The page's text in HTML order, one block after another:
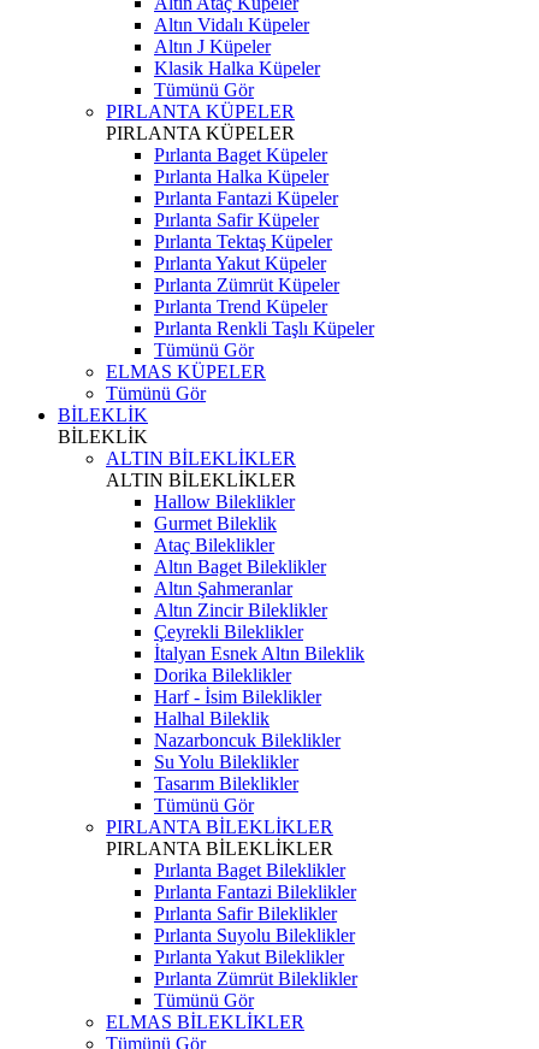
Altın Vidalı Küpeler
Altın J Küpeler
Klasik Halka Küpeler
Tümünü Gör
PIRLANTA KÜPELER
PIRLANTA KÜPELER
Pırlanta Baget Küpeler
Pırlanta Halka Küpeler
Pırlanta Fantazi Küpeler
Pırlanta Safir Küpeler
Pırlanta Tektaş Küpeler
Pırlanta Yakut Küpeler
Pırlanta Zümrüt Küpeler
Pırlanta Trend Küpeler
Pırlanta Renkli Taşlı Küpeler
Tümünü Gör
ELMAS KÜPELER
Tümünü Gör
BİLEKLİK
BİLEKLİK
ALTIN BİLEKLİKLER
ALTIN BİLEKLİKLER
Hallow Bileklikler
Gurmet Bileklik
Ataç Bileklikler
Altın Baget Bileklikler
Altın Şahmeranlar
Altın Zincir Bileklikler
Çeyrekli Bileklikler
İtalyan Esnek Altın Bileklik
Dorika Bileklikler
Harf - İsim Bileklikler
Halhal Bileklik
Nazarboncuk Bileklikler
Su Yolu Bileklikler
Tasarım Bileklikler
Tümünü Gör
PIRLANTA BİLEKLİKLER
PIRLANTA BİLEKLİKLER
Pırlanta Baget Bileklikler
Pırlanta Fantazi Bileklikler
Pırlanta Safir Bileklikler
Pırlanta Suyolu Bileklikler
Pırlanta Yakut Bileklikler
Pırlanta Zümrüt Bileklikler
Tümünü Gör
ELMAS BİLEKLİKLER
Tümünü Gör